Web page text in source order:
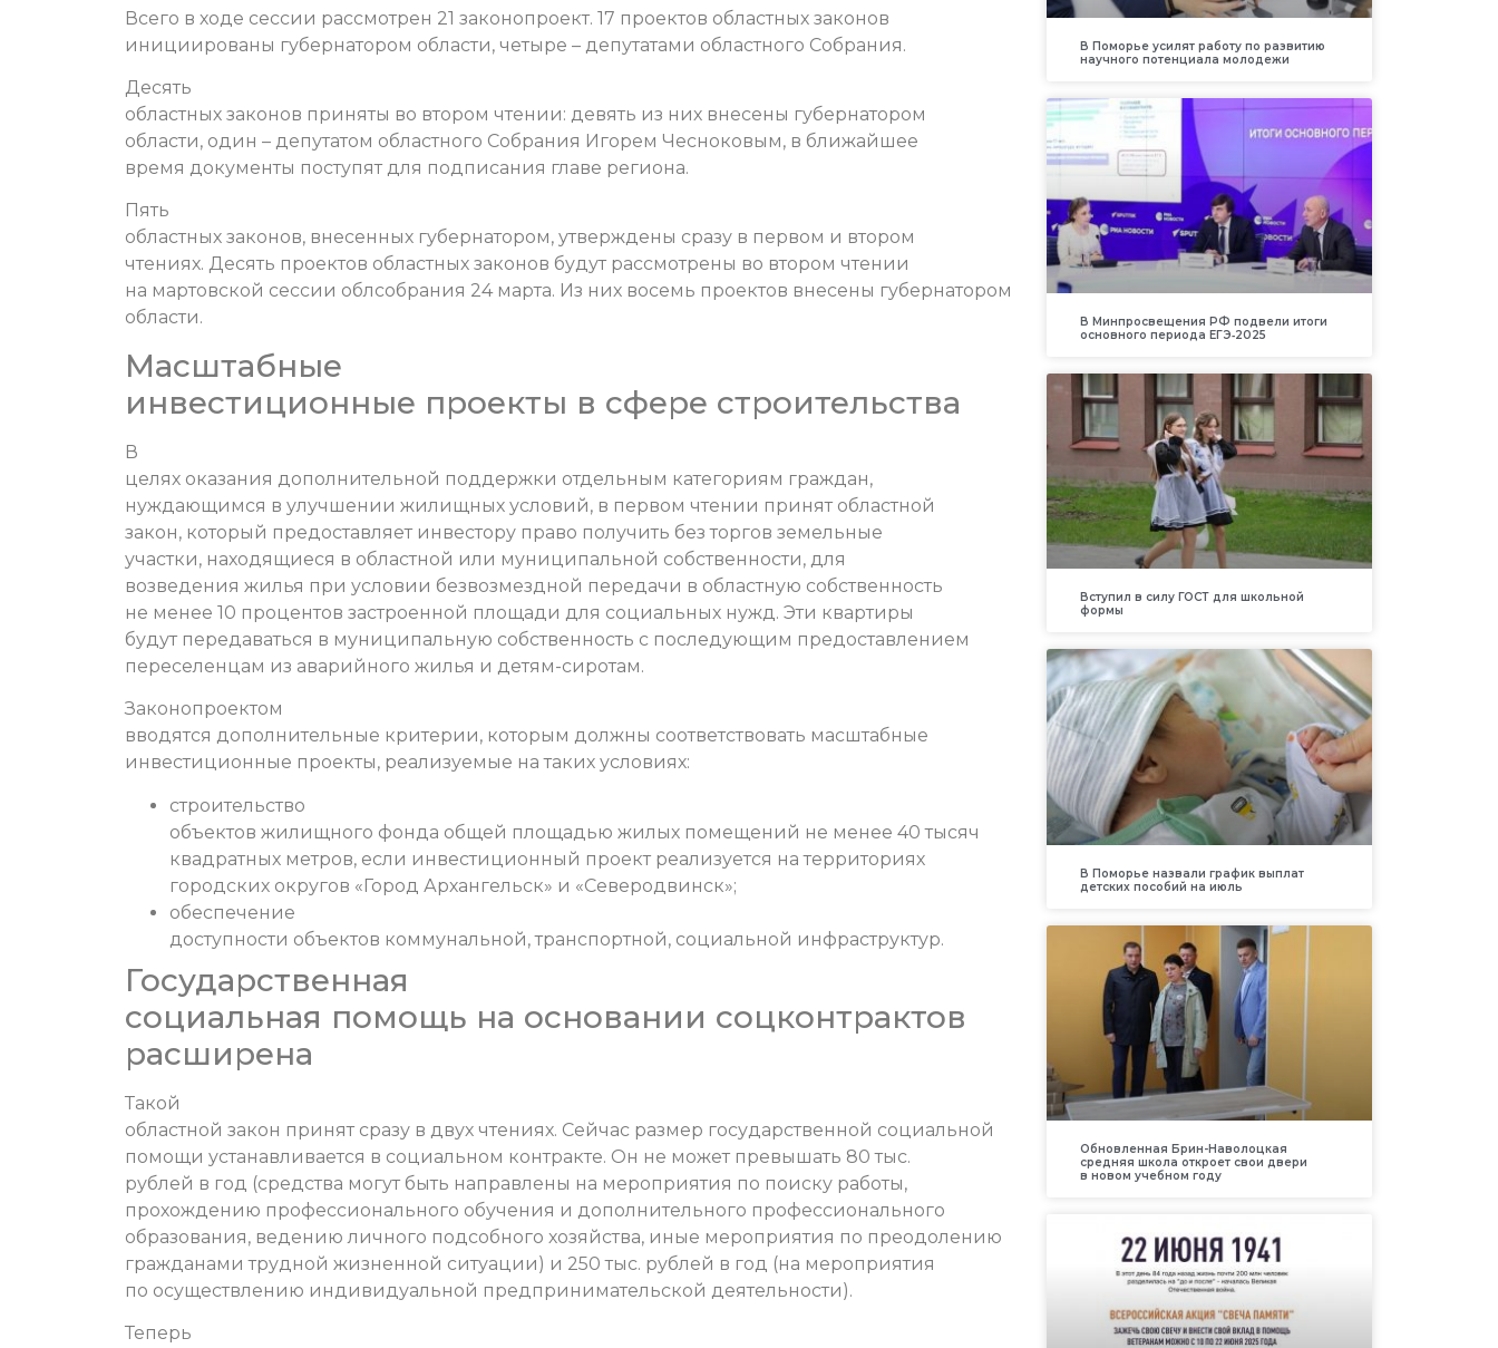
Всего в ходе сессии рассмотрен 21 законопроект. 17 проектов областных законов
инициированы губернатором области, четыре – депутатами областного Собрания.
Десять
областных законов приняты во втором чтении: девять из них внесены губернатором
области, один – депутатом областного Собрания Игорем Чесноковым, в ближайшее
время документы поступят для подписания главе региона.
Пять
областных законов, внесенных губернатором, утверждены сразу в первом и втором
чтениях. Десять проектов областных законов будут рассмотрены во втором чтении
на мартовской сессии облсобрания 24 марта. Из них восемь проектов внесены губернатором
области.
Масштабные
инвестиционные проекты в сфере строительства
В
целях оказания дополнительной поддержки отдельным категориям граждан,
нуждающимся в улучшении жилищных условий, в первом чтении принят областной
закон, который предоставляет инвестору право получить без торгов земельные
участки, находящиеся в областной или муниципальной собственности, для
возведения жилья при условии безвозмездной передачи в областную собственность
не менее 10 процентов застроенной площади для социальных нужд. Эти квартиры
будут передаваться в муниципальную собственность с последующим предоставлением
переселенцам из аварийного жилья и детям-сиротам.
Законопроектом
вводятся дополнительные критерии, которым должны соответствовать масштабные
инвестиционные проекты, реализуемые на таких условиях:
строительство
объектов жилищного фонда общей площадью жилых помещений не менее 40 тысяч
квадратных метров, если инвестиционный проект реализуется на территориях
городских округов «Город Архангельск» и «Северодвинск»;
обеспечение
доступности объектов коммунальной, транспортной, социальной инфраструктур.
Государственная
социальная помощь на основании соцконтрактов
расширена
Такой
областной закон принят сразу в двух чтениях. Сейчас размер государственной социальной
помощи устанавливается в социальном контракте. Он не может превышать 80 тыс.
рублей в год (средства могут быть направлены на мероприятия по поиску работы,
прохождению профессионального обучения и дополнительного профессионального
образования, ведению личного подсобного хозяйства, иные мероприятия по преодолению
гражданами трудной жизненной ситуации) и 250 тыс. рублей в год (на мероприятия
по осуществлению индивидуальной предпринимательской деятельности).
Теперь
В Поморье усилят работу по развитию
научного потенциала молодежи
В Минпросвещения РФ подвели итоги
основного периода ЕГЭ‑2025
Вступил в силу ГОСТ для школьной
формы
В Поморье назвали график выплат
детских пособий на июль
Обновленная Брин-Наволоцкая
средняя школа откроет свои двери
в новом учебном году